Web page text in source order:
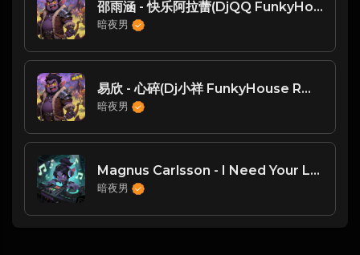
邵雨涵 - 快乐阿拉蕾(DjQQ FunkyHouse Rmx 2023)
暗夜男
易欣 - 心碎(Dj小祥 FunkyHouse Rmx 2024 粤语)
暗夜男
Magnus Carlsson - I Need Your Love - 南宁DJ小航 FKHouse
暗夜男